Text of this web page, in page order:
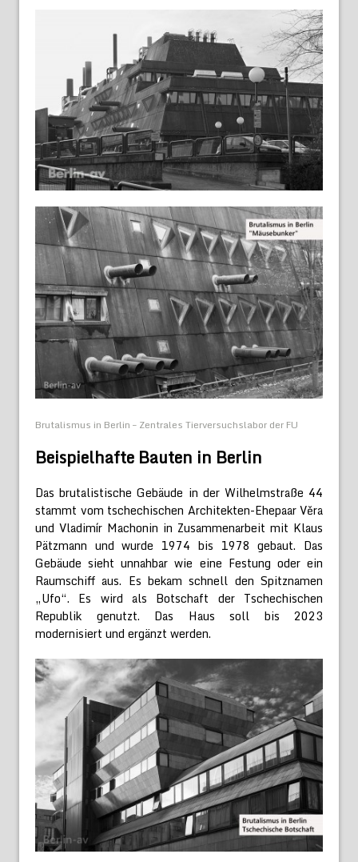
Brutalismus in Berlin – Zentrales Tierversuchslabor der FU
Beispielhafte Bauten in Berlin
Das brutalistische Gebäude in der Wilhelmstraße 44
stammt vom tschechischen Architekten-Ehepaar Věra
und Vladimír Machonin in Zusammenarbeit mit Klaus
Pätzmann und wurde 1974 bis 1978 gebaut. Das
Gebäude sieht unnahbar wie eine Festung oder ein
Raumschiff aus. Es bekam schnell den Spitznamen
„Ufo“. Es wird als Botschaft der Tschechischen
Republik genutzt. Das Haus soll bis 2023
modernisiert und ergänzt werden.